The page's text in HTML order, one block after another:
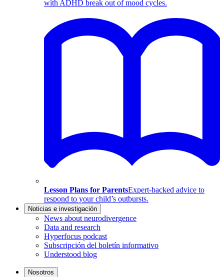
with ADHD break out of mood cycles.
Lesson Plans for ParentsExpert-backed advice to
respond to your child’s outbursts.
Noticias e investigación
News about neurodivergence
Data and research
Hyperfocus podcast
Subscripción del boletín informativo
Understood blog
Nosotros